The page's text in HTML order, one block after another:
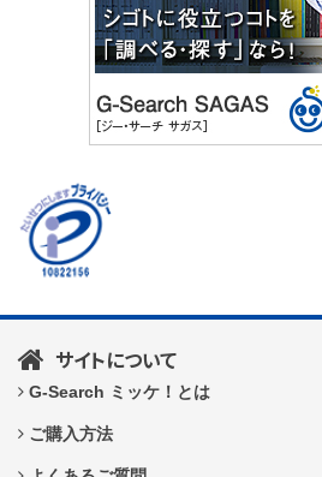
サイトについて
G-Search ミッケ！とは
ご購入方法